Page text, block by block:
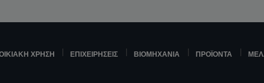
ΧΡΉΣΗ ΕΠΙΧΕΙΡΉΣΕΙΣ ΒΙΟΜΗΧΑΝΊΑ ΠΡΟΪΌΝΤΑ